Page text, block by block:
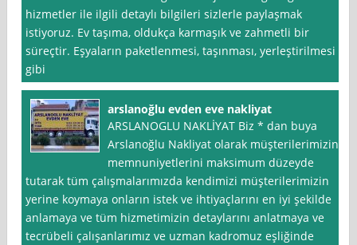
hizmetler ile ilgili detaylı bilgileri sizlerle paylaşmak
istiyoruz. Ev taşıma, oldukça karmaşık ve zahmetli bir
süreçtir. Eşyaların paketlenmesi, taşınması, yerleştirilmesi
gibi
arslanoğlu evden eve nakliyat
ARSLANOGLU NAKLİYAT Biz * dan buya
Arslanoğlu Nakliyat olarak müşterilerimizin
memnuniyetlerini maksimum düzeyde
tutarak tüm çalışmalarımızda kendimizi müşterilerimizin
yerine koymaya onların istek ve ihtiyaçlarını en iyi şekilde
anlamaya ve tüm hizmetimizin detaylarını anlatmaya ve
tecrübeli çalışanlarımız ve uzman kadromuz eşliğinde